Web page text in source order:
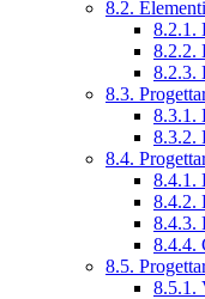
8.2.
8.2.1.
8.2.2.
8.2.3.
8.3.
8.3.1.
8.3.2.
8.4.
8.4.1.
8.4.2.
8.4.3.
8.4.4.
8.5.
8.5.1.